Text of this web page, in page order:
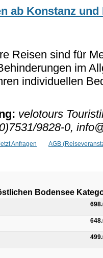
ab Konstanz
Reisen sind für
im
individuellen
velotours
9828-0,
Anfragen AGB
Bodensee